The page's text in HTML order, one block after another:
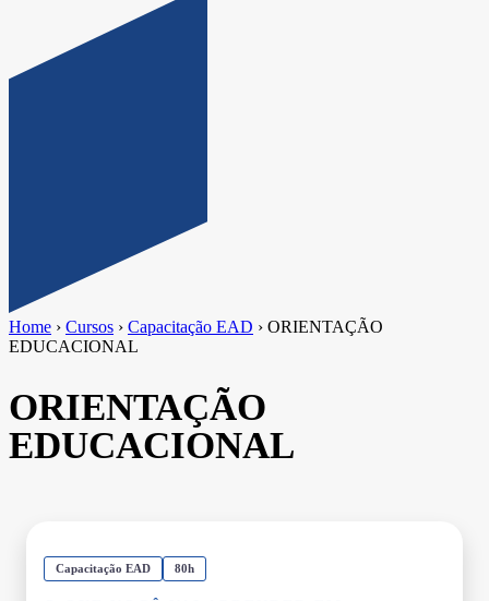
Home › Cursos › Capacitação EAD › ORIENTAÇÃO
EDUCACIONAL
ORIENTAÇÃO
EDUCACIONAL
Capacitação EAD 80h